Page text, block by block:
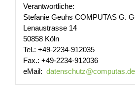
Verantwortliche:
Stefanie Geuhs COMPUTAS G.
Lenaustrasse 14
50858 Köln
Tel.: +49-2234-912035
Fax.: +49-2234-912036
eMail: datenschutz@computas.de